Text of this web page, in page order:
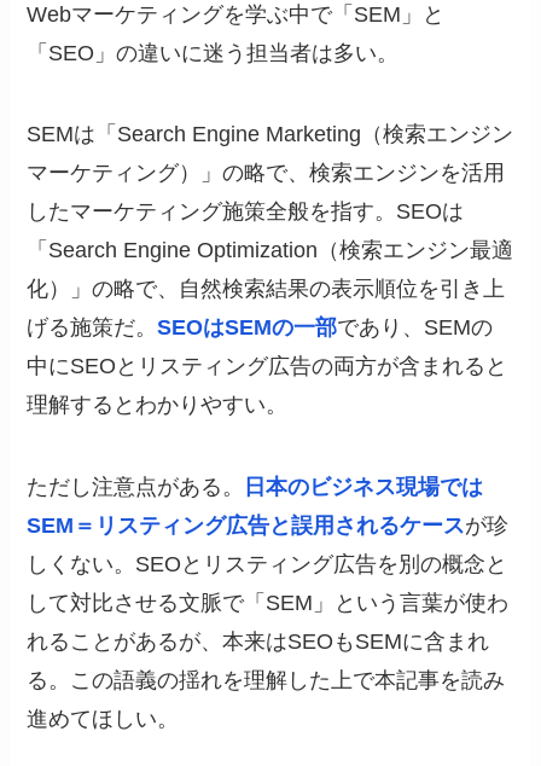
Webマーケティングを学ぶ中で「SEM」と
「SEO」の違いに迷う担当者は多い。
SEMは「Search Engine Marketing（検索エンジン
マーケティング）」の略で、検索エンジンを活用
したマーケティング施策全般を指す。SEOは
「Search Engine Optimization（検索エンジン最適
化）」の略で、自然検索結果の表示順位を引き上
げる施策だ。SEOはSEMの一部であり、SEMの
中にSEOとリスティング広告の両方が含まれると
理解するとわかりやすい。
ただし注意点がある。
日本のビジネス現場では
SEM＝リスティング広告と誤用されるケースが珍
しくない。SEOとリスティング広告を別の概念と
して対比させる文脈で「SEM」という言葉が使わ
れることがあるが、本来はSEOもSEMに含まれ
る。この語義の揺れを理解した上で本記事を読み
進めてほしい。